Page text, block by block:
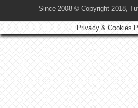
Since 2008 © Copyright 2018,
Privacy & Cookies